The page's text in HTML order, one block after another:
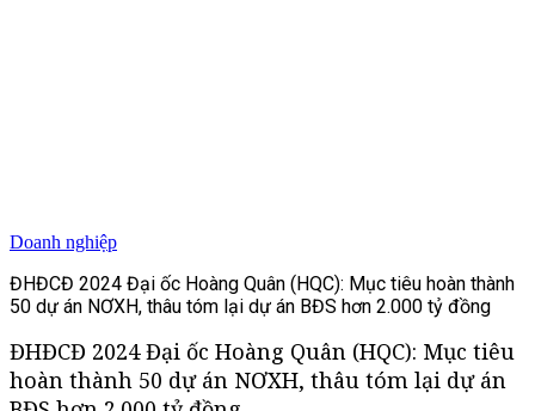
Doanh nghiệp
ĐHĐCĐ 2024 Đại ốc Hoàng Quân (HQC): Mục tiêu hoàn thành
50 dự án NƠXH, thâu tóm lại dự án BĐS hơn 2.000 tỷ đồng
ĐHĐCĐ 2024 Đại ốc Hoàng Quân (HQC): Mục tiêu
hoàn thành 50 dự án NƠXH, thâu tóm lại dự án